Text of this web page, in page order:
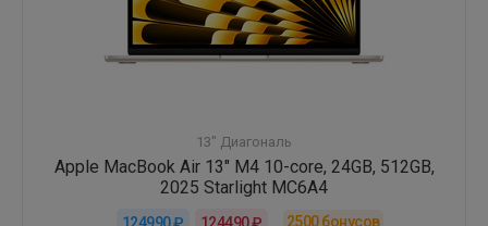
13" Диагональ
Apple MacBook Air 13" M4 10-core, 24GB, 512GB,
2025 Starlight MC6A4
2500бонусов